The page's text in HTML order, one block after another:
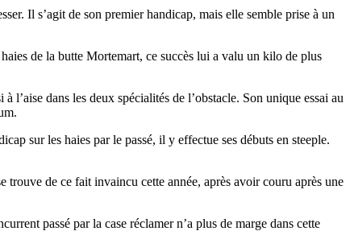
Il s’agit de son premier handicap, mais elle semble prise à un
de la butte Mortemart, ce succès lui a valu un kilo de plus
l’aise dans les deux spécialités de l’obstacle. Son unique essai au
sur les haies par le passé, il y effectue ses débuts en steeple.
trouve de ce fait invaincu cette année, après avoir couru après une
passé par la case réclamer n’a plus de marge dans cette